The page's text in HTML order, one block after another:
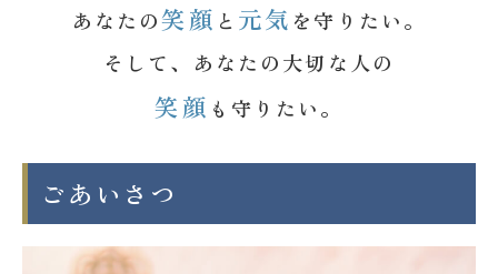
あなたの笑顔 と 元気 を守りたい。
そして、あなたの大切な人の
笑顔 も守りたい。
ごあいさつ